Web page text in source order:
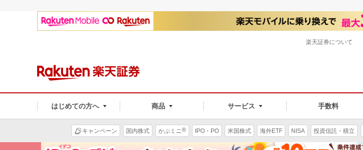
はじめての方へ 商品 サービス 手数料
楽天証券について
キャンペーン 国内株式 かぶミニ® IPO・PO 米国株式 海外ETF NISA 投資信託・積立